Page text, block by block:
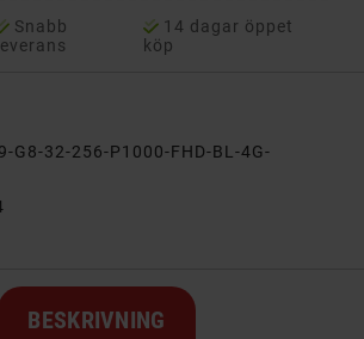
Snabb
leverans
14 dagar öppet
köp
G8-32-256-P1000-FHD-BL-4G-
BESKRIVNING